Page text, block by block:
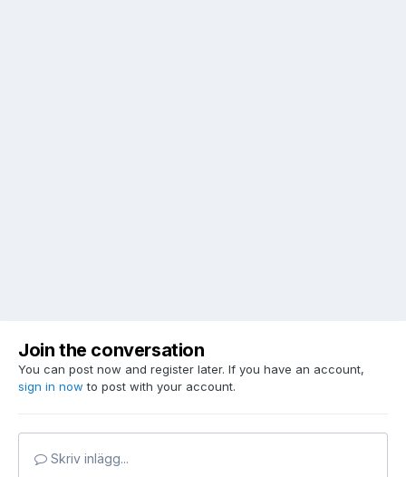
Join the conversation
You can post now and register later. If you have an account,
sign in now to post with your account.
Skriv inlägg...